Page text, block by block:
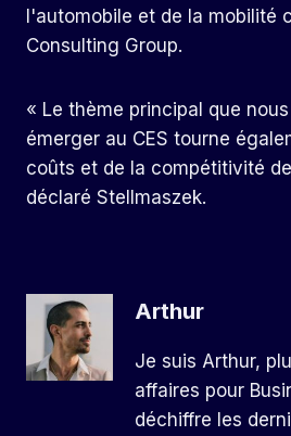
l'automobile et de la mobilité
Consulting Group.
« Le thème principal que
émerger au CES tourne
coûts et de la compétitivité
déclaré Stellmaszek.
Arthur
Je suis Arthur,
affaires pour
déchiffre les